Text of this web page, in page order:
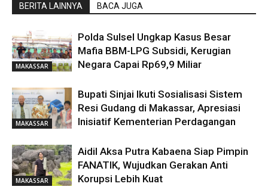
BERITA LAINNYA BACA JUGA
MAKASSAR
Polda Sulsel Ungkap Kasus Besar
Mafia BBM-LPG Subsidi, Kerugian
Negara Capai Rp69,9 Miliar
MAKASSAR
Bupati Sinjai Ikuti Sosialisasi Sistem
Resi Gudang di Makassar, Apresiasi
Inisiatif Kementerian Perdagangan
MAKASSAR
Aidil Aksa Putra Kabaena Siap Pimpin
FANATIK, Wujudkan Gerakan Anti
Korupsi Lebih Kuat